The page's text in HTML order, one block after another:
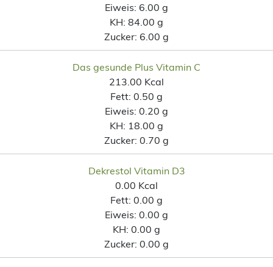
Eiweis: 6.00 g
KH: 84.00 g
Zucker: 6.00 g
Das gesunde Plus Vitamin C
213.00 Kcal
Fett: 0.50 g
Eiweis: 0.20 g
KH: 18.00 g
Zucker: 0.70 g
Dekrestol Vitamin D3
0.00 Kcal
Fett: 0.00 g
Eiweis: 0.00 g
KH: 0.00 g
Zucker: 0.00 g